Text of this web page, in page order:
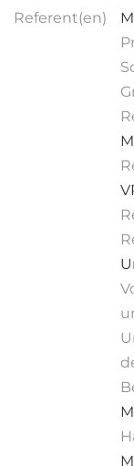
Referent(en)